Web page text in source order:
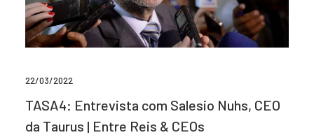
22/03/2022
TASA4: Entrevista com Salesio Nuhs, CEO
da Taurus | Entre Reis & CEOs